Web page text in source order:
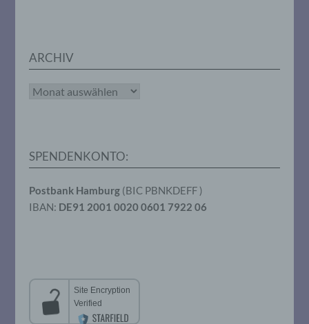
ARCHIV
Archiv
SPENDENKONTO:
Postbank Hamburg (BIC PBNKDEFF )
IBAN: DE91 2001 0020 0601 7922 06
Verarbeitung durch das Unionsrecht oder
das Recht der Mitgliedstaaten vorgegeben,
beziehungsweise können die bestimmten
h) Auftragsverarbeiter
Auftragsverarbeiter ist eine natürliche oder
juristische Person, Behörde, Einrichtung
i) Empfänger